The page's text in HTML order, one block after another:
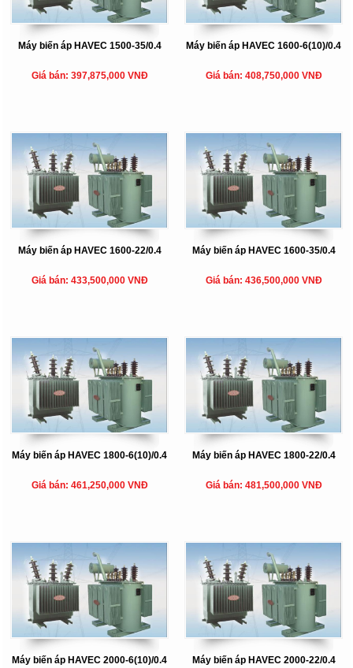
Máy biến áp HAVEC 1500-35/0.4
Giá bán: 397,875,000 VNĐ
Máy biến áp HAVEC 1600-6(10)/0.4
Giá bán: 408,750,000 VNĐ
Máy biến áp HAVEC 1600-22/0.4
Giá bán: 433,500,000 VNĐ
Máy biến áp HAVEC 1600-35/0.4
Giá bán: 436,500,000 VNĐ
Máy biến áp HAVEC 1800-6(10)/0.4
Giá bán: 461,250,000 VNĐ
Máy biến áp HAVEC 1800-22/0.4
Giá bán: 481,500,000 VNĐ
Máy biến áp HAVEC 2000-6(10)/0.4 Máy biến áp HAVEC 2000-22/0.4